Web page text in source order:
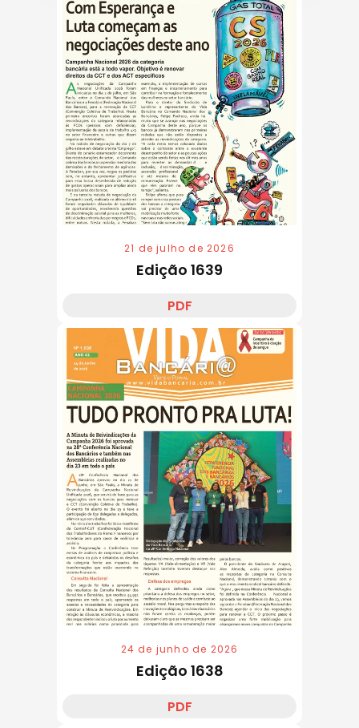
21 de julho de 2026
Edição 1639
PDF
24 de junho de 2026
Edição 1638
PDF